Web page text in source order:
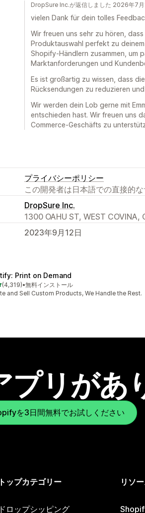
DropSure Inc.が返信しました 2026年7
vielen Dank für dein tolles
Wir freuen uns sehr zu hören,
Produktauswahl perfekt zu
Shopify-Händlern zusammen, um
Marktanforderungen und
Es ist großartig zu wissen, dass
Rücksendungen zu reduzieren
Wir werden dein Lob gerne mit
entschieden hast. Wir freuen uns
Commerce-Geschäfts zu
プライバシーポリシー
この開発者は日本語での直接的
DropSure Inc.
1300 OAHU ST, WEST COVINA,
2023年9月12日
Print on Demand
星中
(4,319)
ビュー数：4319件
•無料インストール
and Sell Custom Products, We Handle the Rest.
リがあ
を3日間無料でお試しください
トップカテゴリー
ドロップシッピング
リソ